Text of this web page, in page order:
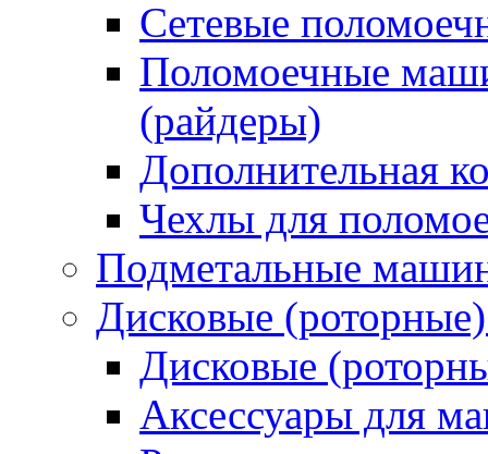
Сетевые
Поломоечные
(райдеры)
Дополнительная
Чехлы для
Подметальные
Дисковые
Дисковые
Аксессуары для